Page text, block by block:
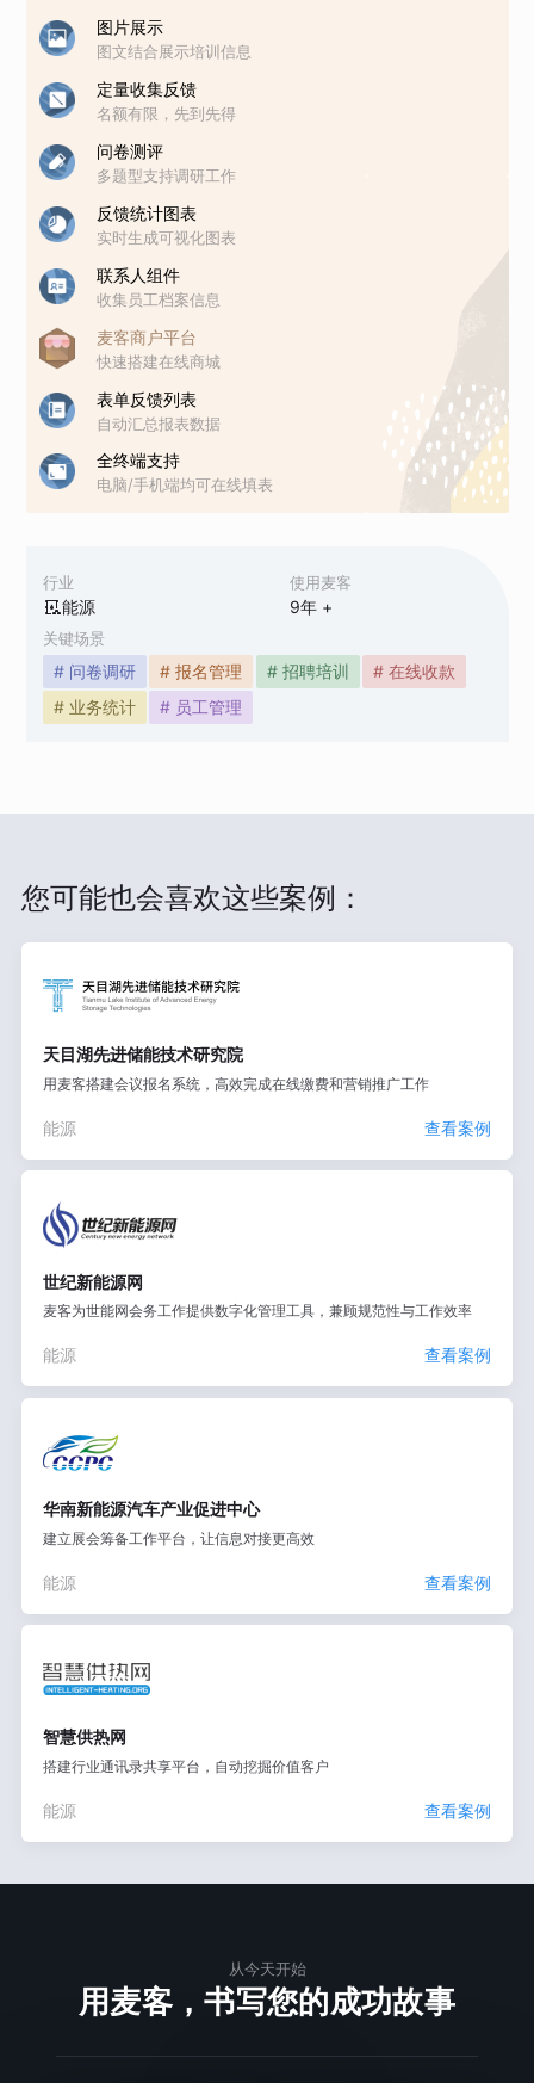
行业
能源
使用麦客
9年 +
关键场景
# 问卷调研 # 报名管理 # 招聘培训
# 在线收款
# 业务统计
# 员工管理
图片展示
图文结合展示培训信息
定量收集反馈
名额有限，先到先得
问卷测评
多题型支持调研工作
反馈统计图表
实时生成可视化图表
联系人组件
收集员工档案信息
麦客商户平台
快速搭建在线商城
表单反馈列表
自动汇总报表数据
全终端支持
电脑/手机端均可在线填表
您可能也会喜欢这些案例：
天目湖先进储能技术研究院
用麦客搭建会议报名系统，高效完成在线缴费和营销推广工作
能源 查看案例
世纪新能源网
麦客为世能网会务工作提供数字化管理工具，兼顾规范性与工作效率
能源 查看案例
华南新能源汽车产业促进中心
建立展会筹备工作平台，让信息对接更高效
能源 查看案例
智慧供热网
搭建行业通讯录共享平台，自动挖掘价值客户
能源 查看案例
从今天开始
用麦客，书写您的成功故事